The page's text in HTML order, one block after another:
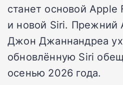
станет основой
и новой Siri. Прежний
Джон Джаннандреа
обновлённую Siri
осенью 2026 года.